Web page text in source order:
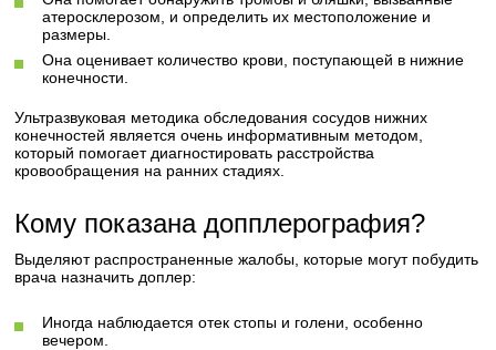
атеросклерозом, и определить их местоположение и
размеры.
Она оценивает количество крови, поступающей в нижние
конечности.
Ультразвуковая методика обследования сосудов нижних
конечностей является очень информативным методом,
который помогает диагностировать расстройства
кровообращения на ранних стадиях.
Кому показана допплерография?
Выделяют распространенные жалобы, которые могут побудить
врача назначить доплер:
Иногда наблюдается отек стопы и голени, особенно
вечером.